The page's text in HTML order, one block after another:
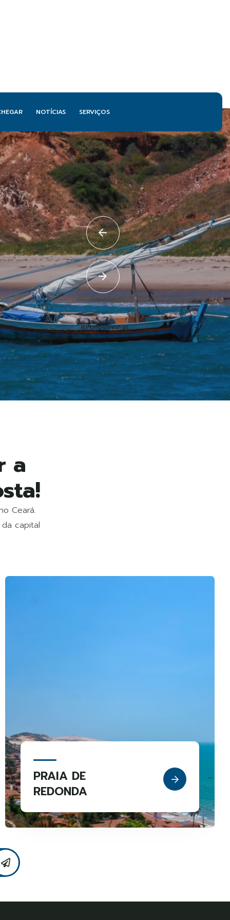
NOTÍCIAS SERVIÇOS
a
Ceará.
capital
PRAIA DE
REDONDA